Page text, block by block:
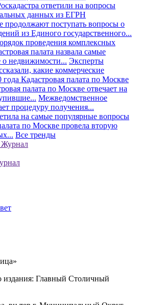
ответили на вопросы
данных из ЕГРН
продолжают поступать вопросы о
из Единого государственного...
проведения комплексных
палата назвала самые
недвижимости... Эксперты
какие коммерческие
Кадастровая палата по Москве
палата по Москве отвечает на
Межведомственное
процедуру получения...
на самые популярные вопросы
по Москве провела вторую
Все тренды
издания: Главный Столичный